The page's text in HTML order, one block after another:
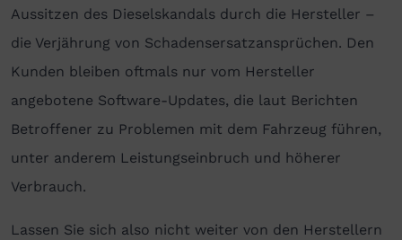
Aussitzen des Dieselskandals durch die Hersteller –
die Verjährung von Schadensersatzansprüchen. Den
Kunden bleiben oftmals nur vom Hersteller
angebotene Software-Updates, die laut Berichten
Betroffener zu Problemen mit dem Fahrzeug führen,
unter anderem Leistungseinbruch und höherer
Verbrauch.
Lassen Sie sich also nicht weiter von den Herstellern